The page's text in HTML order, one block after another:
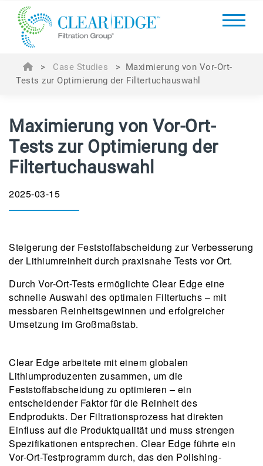
> Case Studies > Maximierung von Vor-Ort-
Tests zur Optimierung der Filtertuchauswahl
Maximierung von Vor-Ort-
Tests zur Optimierung der
Filtertuchauswahl
2025-03-15
Steigerung der Feststoffabscheidung zur Verbesserung
der Lithiumreinheit durch praxisnahe Tests vor Ort.
Durch Vor-Ort-Tests ermöglichte Clear Edge eine
schnelle Auswahl des optimalen Filtertuchs – mit
messbaren Reinheitsgewinnen und erfolgreicher
Umsetzung im Großmaßstab.
Clear Edge arbeitete mit einem globalen
Lithiumproduzenten zusammen, um die
Feststoffabscheidung zu optimieren – ein
entscheidender Faktor für die Reinheit des
Endprodukts. Der Filtrationsprozess hat direkten
Einfluss auf die Produktqualität und muss strengen
Spezifikationen entsprechen. Clear Edge führte ein
Vor-Ort-Testprogramm durch, das den Polishing-